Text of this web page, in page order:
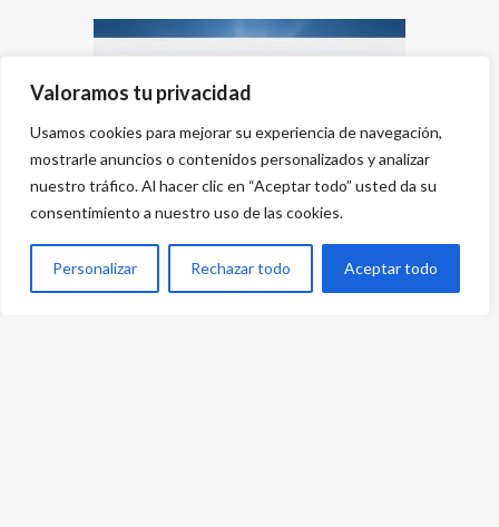
Valoramos tu privacidad
Usamos cookies para mejorar su experiencia de navegación,
mostrarle anuncios o contenidos personalizados y analizar
nuestro tráfico. Al hacer clic en “Aceptar todo” usted da su
consentimiento a nuestro uso de las cookies.
Personalizar Rechazar todo Aceptar todo